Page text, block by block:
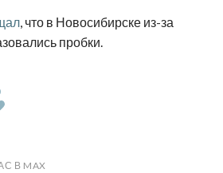
, что в Новосибирске из-за
пробки.
В MAX